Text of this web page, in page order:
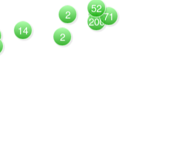
1081
20071
52
14 2
2